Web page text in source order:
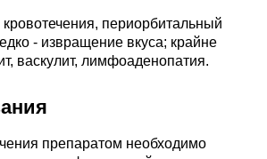
периорбитальный
- извращение вкуса; крайне
васкулит, лимфоаденопатия.
препаратом необходимо